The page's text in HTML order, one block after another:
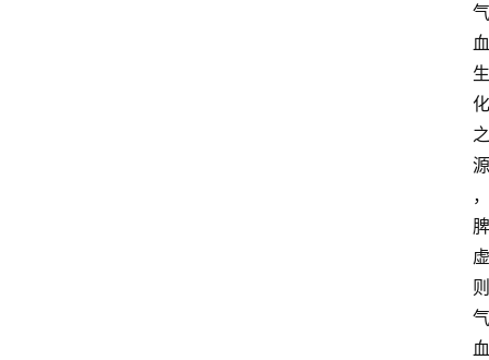
气
血
生
化
之
源
，
脾
虚
则
气
血